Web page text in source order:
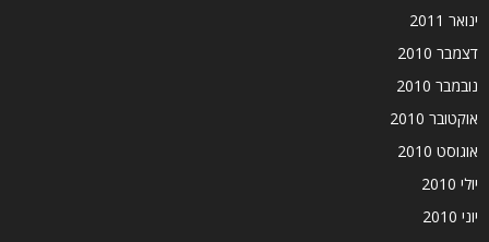
ינואר 2011
דצמבר 2010
נובמבר 2010
אוקטובר 2010
אוגוסט 2010
יולי 2010
יוני 2010